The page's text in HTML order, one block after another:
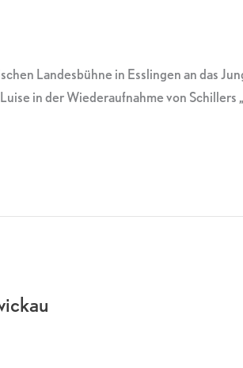
Landesbühne in Esslingen an das
in der Wiederaufnahme von Schillers